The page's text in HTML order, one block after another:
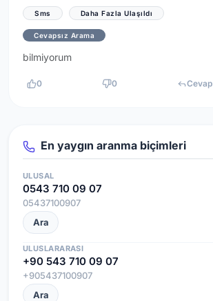
Sms Daha Fazla Ulaşıldı
Cevapsız Arama
bilmiyorum
0 0 Cevap
En yaygın aranma biçimleri
ULUSAL
0543 710 09 07
05437100907
Ara
ULUSLARARASI
+90 543 710 09 07
+905437100907
Ara